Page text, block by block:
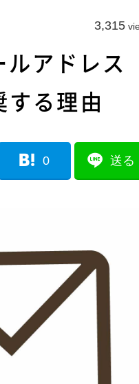
3,315
アドレス
る理由
0 送る